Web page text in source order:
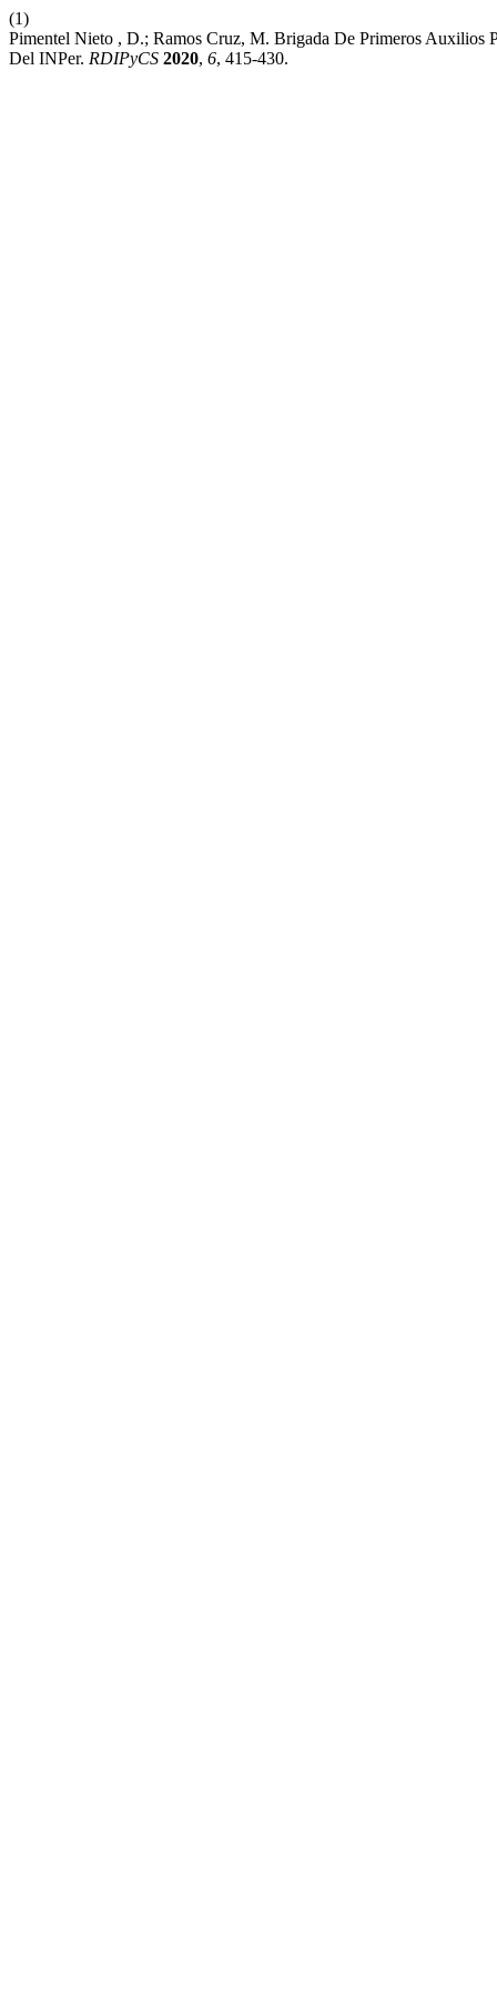
(1)
Pimentel Nieto , D.; Ramos Cruz, M. Brigada De Primeros Auxilios
Del INPer. RDIPyCS 2020, 6, 415-430.